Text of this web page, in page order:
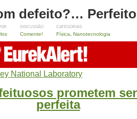
defeito?…
DISCUSSÃO
Comente!
CATEGORIAS
Física Nanotecnologia
National Laboratory
prometem
perfeita